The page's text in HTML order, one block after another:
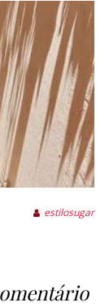
estilosugar